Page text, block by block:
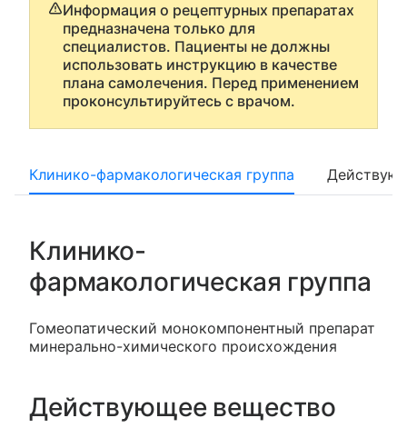
Информация о рецептурных препаратах
предназначена только для
специалистов. Пациенты не должны
использовать инструкцию в качестве
плана самолечения. Перед применением
проконсультируйтесь с врачом.
Клинико-фармакологическая группа
Клинико-
фармакологическая группа
Гомеопатический монокомпонентный препарат
минерально-химического происхождения
Действующее вещество